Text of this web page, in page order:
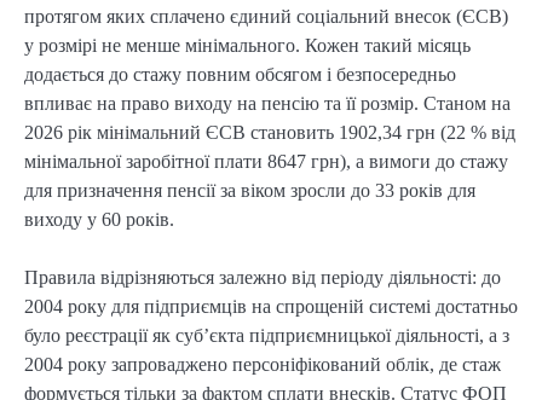
протягом яких сплачено єдиний соціальний внесок (ЄСВ)
у розмірі не менше мінімального. Кожен такий місяць
додається до стажу повним обсягом і безпосередньо
впливає на право виходу на пенсію та її розмір. Станом на
2026 рік мінімальний ЄСВ становить 1902,34 грн (22 % від
мінімальної заробітної плати 8647 грн), а вимоги до стажу
для призначення пенсії за віком зросли до 33 років для
виходу у 60 років.
Правила відрізняються залежно від періоду діяльності: до
2004 року для підприємців на спрощеній системі достатньо
було реєстрації як суб’єкта підприємницької діяльності, а з
2004 року запроваджено персоніфікований облік, де стаж
формується тільки за фактом сплати внесків. Статус ФОП